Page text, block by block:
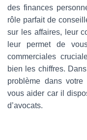
des finances
rôle parfait de
sur les affaires, leur
leur permet de
commerciales
bien les chiffres.
problème dans votre
vous aider car il
d’avocats.